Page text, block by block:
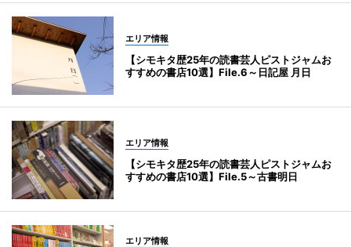
エリア情報
【シモキタ歴25年の読書芸人ピストジャムお
すすめの書店10選】File.6～日記屋 月日
エリア情報
【シモキタ歴25年の読書芸人ピストジャムお
すすめの書店10選】File.5～古書明日
エリア情報